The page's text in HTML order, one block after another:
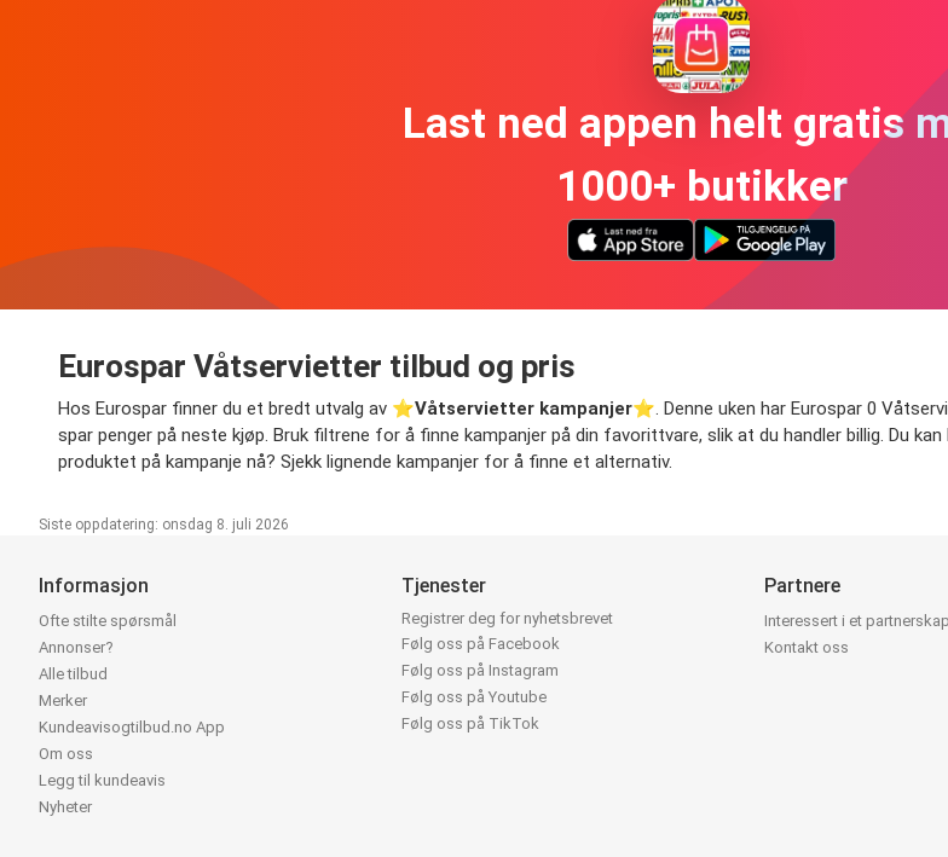
Last ned appen helt gratis
1000+ butikker
Eurospar Våtservietter tilbud og pris
Hos Eurospar finner du et bredt utvalg av ⭐️Våtservietter kampanjer⭐️. Denne uken har Eurospar 0
spar penger på neste kjøp. Bruk filtrene for å finne kampanjer på din favorittvare, slik at du handler billig. Du
produktet på kampanje nå? Sjekk lignende kampanjer for å finne et alternativ.
Siste oppdatering: onsdag 8. juli 2026
Informasjon
Ofte stilte spørsmål
Annonser?
Alle tilbud
Merker
Kundeavisogtilbud.no App
Om oss
Legg til kundeavis
Nyheter
Tjenester
Registrer deg for nyhetsbrevet
Følg oss på Facebook
Følg oss på Instagram
Følg oss på Youtube
Følg oss på TikTok
Partnere
Interessert i et
Kontakt oss